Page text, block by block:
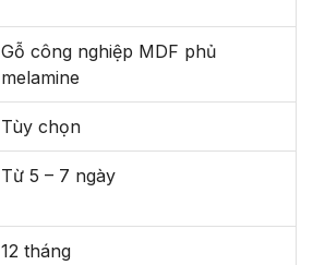
Gỗ công nghiệp MDF phủ
melamine
Tùy chọn
Từ 5 – 7 ngày
12 tháng